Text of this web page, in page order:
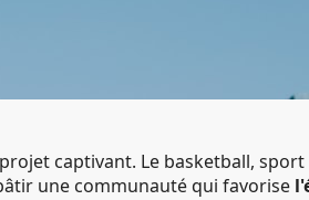
captivant. Le basketball,
une communauté qui favorise